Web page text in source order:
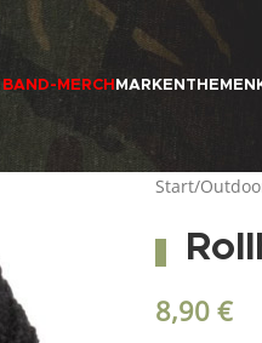
BAND-MERCH MARKEN THEMEN
Start/
8,90 €